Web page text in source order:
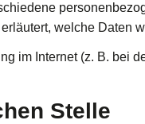
welche Daten
im Internet (z. B. bei
Stelle